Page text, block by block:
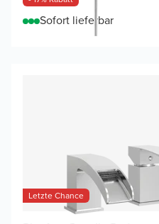
Sofort lieferbar
Letzte Chance